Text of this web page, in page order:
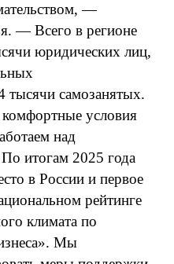
—
— Всего в регионе
юридических лиц,
тысячи самозанятых.
условия
над
итогам 2025 года
в России и первое
рейтинге
климата по
Мы